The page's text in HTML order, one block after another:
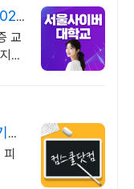
교
급
프